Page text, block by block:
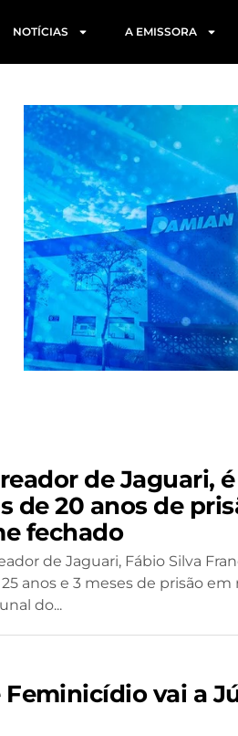
NOTÍCIAS A EMISSORA
de Jaguari,
de 20 anos de
fechado
de Jaguari, Fábio Silva
anos e 3 meses de prisão
do...
vai a